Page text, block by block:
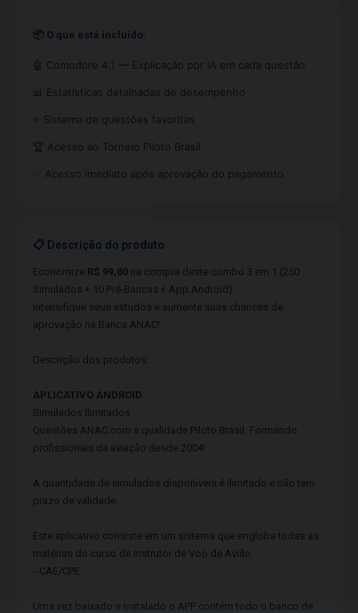
📦 O que está incluído:
🤖 Comodore 4.1 — Explicação por IA em cada questão
📊 Estatísticas detalhadas de desempenho
⭐ Sistema de questões favoritas
🏆 Acesso ao Torneio Piloto Brasil
✅ Acesso imediato após aprovação do pagamento
📋 Descrição do produto
Economize R$ 99,80 na compra deste combo 3 em 1 (250
Simulados + 10 Pré-Bancas + App Android)
Intensifique seus estudos e aumente suas chances de
aprovação na Banca ANAC!
Descrição dos produtos:
APLICATIVO ANDROID
Simulados Ilimitados
Questões ANAC com a qualidade Piloto Brasil. Formando
profissionais da aviação desde 2004!
A quantidade de simulados disponíveis é ilimitado e não tem
prazo de validade.
Este aplicativo consiste em um sistema que engloba todas as
matérias do curso de Instrutor de Voo de Avião:
--CAE/CPE
Uma vez baixado e instalado o APP contém todo o banco de